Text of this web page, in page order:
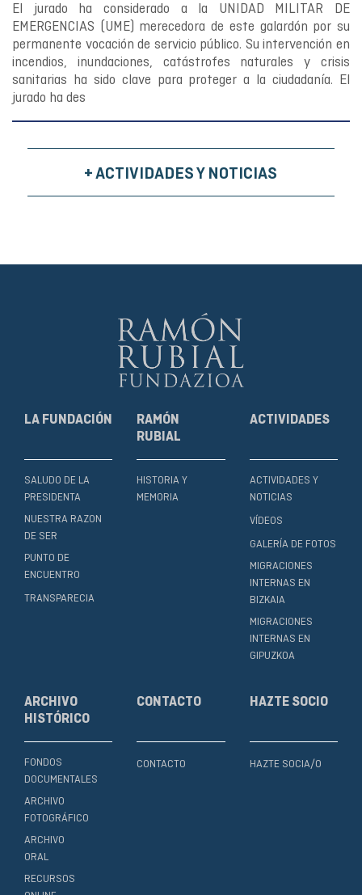
El jurado ha considerado a la UNIDAD MILITAR DE
EMERGENCIAS (UME) merecedora de este galardón por su
permanente vocación de servicio público. Su intervención en
incendios, inundaciones, catástrofes naturales y crisis
sanitarias ha sido clave para proteger a la ciudadanía. El
jurado ha des
+ ACTIVIDADES Y NOTICIAS
LA FUNDACIÓN
SALUDO DE LA
PRESIDENTA
NUESTRA RAZON
DE SER
PUNTO DE
ENCUENTRO
TRANSPARECIA
RAMÓN
RUBIAL
HISTORIA Y
MEMORIA
ACTIVIDADES
ACTIVIDADES Y
NOTICIAS
VÍDEOS
GALERÍA DE FOTOS
MIGRACIONES
INTERNAS EN
BIZKAIA
MIGRACIONES
INTERNAS EN
GIPUZKOA
ARCHIVO
HISTÓRICO
FONDOS
DOCUMENTALES
ARCHIVO
FOTOGRÁFICO
ARCHIVO
ORAL
RECURSOS
CONTACTO
CONTACTO
HAZTE SOCIO
HAZTE SOCIA/O